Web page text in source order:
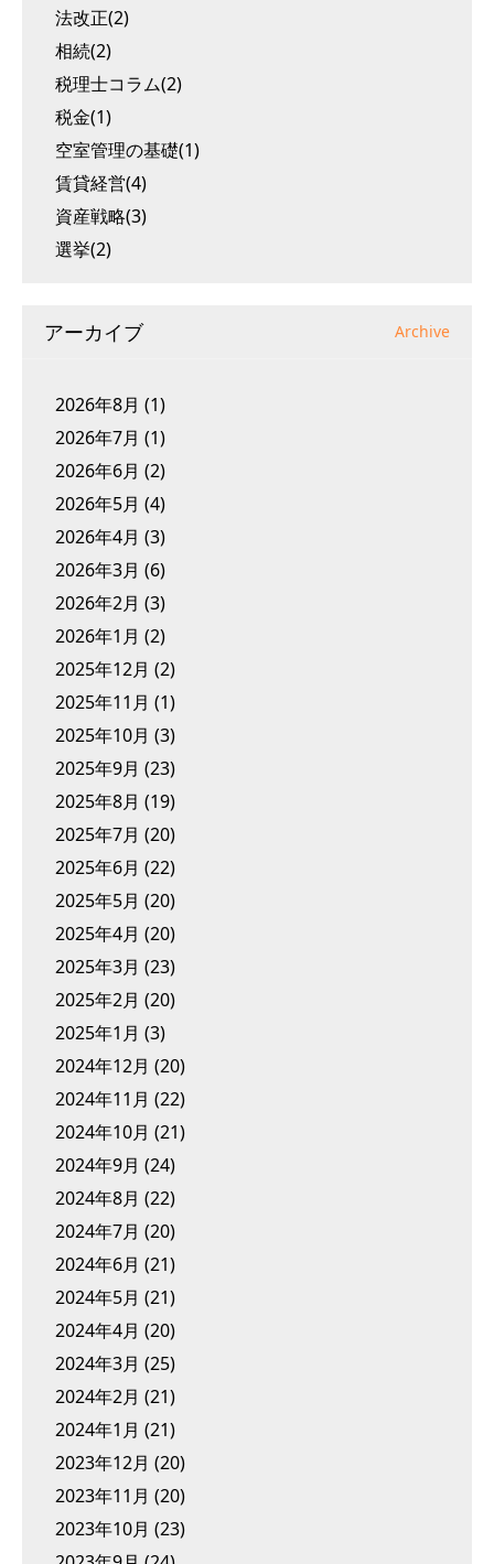
法改正(2)
相続(2)
税理士コラム(2)
税金(1)
空室管理の基礎(1)
賃貸経営(4)
資産戦略(3)
選挙(2)
アーカイブ Archive
2026年8月 (1)
2026年7月 (1)
2026年6月 (2)
2026年5月 (4)
2026年4月 (3)
2026年3月 (6)
2026年2月 (3)
2026年1月 (2)
2025年12月 (2)
2025年11月 (1)
2025年10月 (3)
2025年9月 (23)
2025年8月 (19)
2025年7月 (20)
2025年6月 (22)
2025年5月 (20)
2025年4月 (20)
2025年3月 (23)
2025年2月 (20)
2025年1月 (3)
2024年12月 (20)
2024年11月 (22)
2024年10月 (21)
2024年9月 (24)
2024年8月 (22)
2024年7月 (20)
2024年6月 (21)
2024年5月 (21)
2024年4月 (20)
2024年3月 (25)
2024年2月 (21)
2024年1月 (21)
2023年12月 (20)
2023年11月 (20)
2023年10月 (23)